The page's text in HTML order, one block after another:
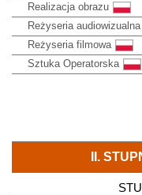
Realizacja obrazu
Reżyseria audiowizualna
Reżyseria filmowa
Sztuka Operatorska
II.